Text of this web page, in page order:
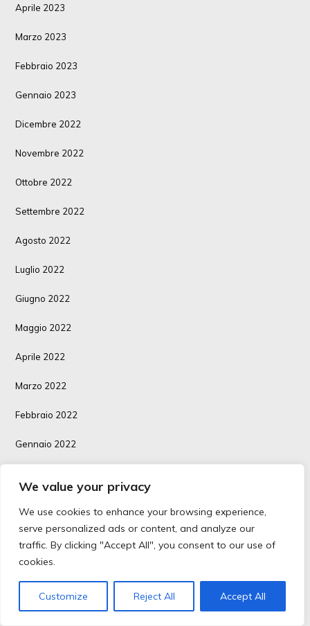
We value your privacy
We use cookies to enhance your browsing experience,
serve personalized ads or content, and analyze our
traffic. By clicking "Accept All", you consent to our use of
cookies.
Customize Reject All Accept All
Aprile 2023
Marzo 2023
Febbraio 2023
Gennaio 2023
Dicembre 2022
Novembre 2022
Ottobre 2022
Settembre 2022
Agosto 2022
Luglio 2022
Giugno 2022
Maggio 2022
Aprile 2022
Marzo 2022
Febbraio 2022
Gennaio 2022
Ottobre 2021
Settembre 2021